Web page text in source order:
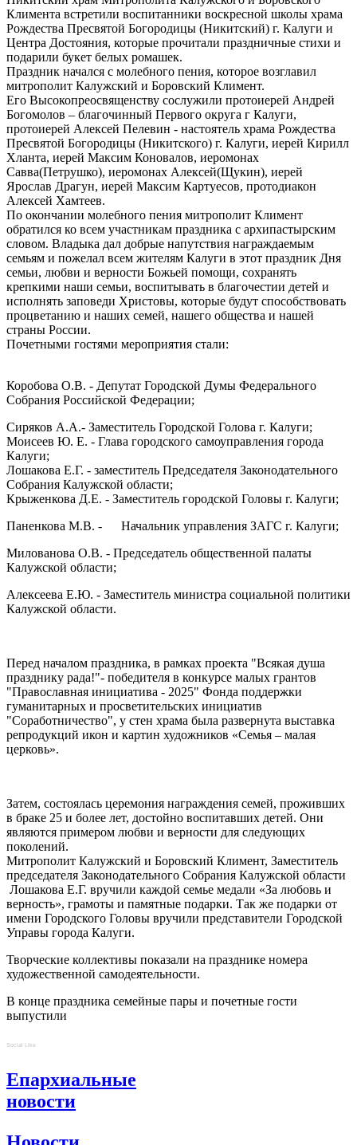
Климента встретили воспитанники воскресной школы храма
Рождества Пресвятой Богородицы (Никитский) г. Калуги и
Центра Достояния, которые прочитали праздничные стихи и
подарили букет белых ромашек.
Праздник начался с молебного пения, которое возглавил
митрополит Калужский и Боровский Климент.
Его Высокопреосвященству сослужили протоиерей Андрей
Богомолов – благочинный Первого округа г Калуги,
протоиерей Алексей Пелевин - настоятель храма Рождества
Пресвятой Богородицы (Никитского) г. Калуги, иерей Кирилл
Хланта, иерей Максим Коновалов, иеромонах
Савва(Петрушко), иеромонах Алексей(Щукин), иерей
Ярослав Драгун, иерей Максим Картуесов, протодиакон
Алексей Хамтеев.
По окончании молебного пения митрополит Климент
обратился ко всем участникам праздника с архипастырским
словом. Владыка дал добрые напутствия награждаемым
семьям и пожелал всем жителям Калуги в этот праздник Дня
семьи, любви и верности Божьей помощи, сохранять
крепкими наши семьи, воспитывать в благочестии детей и
исполнять заповеди Христовы, которые будут способствовать
процветанию и наших семей, нашего общества и нашей
страны России.
Почетными гостями мероприятия стали:
Коробова О.В. - Депутат Городской Думы Федерального
Собрания Российской Федерации;
Сиряков А.А.- Заместитель Городской Голова г. Калуги;
Моисеев Ю. Е. - Глава городского самоуправления города
Калуги;
Лошакова Е.Г. - заместитель Председателя Законодательного
Собрания Калужской области;
Крыженкова Д.Е. - Заместитель городской Головы г. Калуги;
Паненкова М.В. - Начальник управления ЗАГС г. Калуги;
Милованова О.В. - Председатель общественной палаты
Калужской области;
Алексеева Е.Ю. - Заместитель министра социальной политики
Калужской области.
Перед началом праздника, в рамках проекта "Всякая душа
празднику рада!"- победителя в конкурсе малых грантов
"Православная инициатива - 2025" Фонда поддержки
гуманитарных и просветительских инициатив
"Соработничество", у стен храма была развернута выставка
репродукций икон и картин художников «Семья – малая
церковь».
Затем, состоялась церемония награждения семей, проживших
в браке 25 и более лет, достойно воспитавших детей. Они
являются примером любви и верности для следующих
поколений.
Митрополит Калужский и Боровский Климент, Заместитель
председателя Законодательного Собрания Калужской области
Лошакова Е.Г. вручили каждой семье медали «За любовь и
верность», грамоты и памятные подарки. Так же подарки от
имени Городского Головы вручили представители Городской
Управы города Калуги.
Творческие коллективы показали на празднике номера
художественной самодеятельности.
В конце праздника семейные пары и почетные гости
выпустили
Social Like
Епархиальные
новости